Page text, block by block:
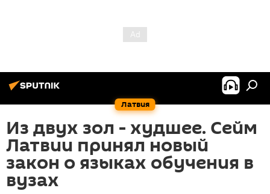
Латвия
Из двух зол - худшее. Сейм
Латвии принял новый
закон о языках обучения в
вузах